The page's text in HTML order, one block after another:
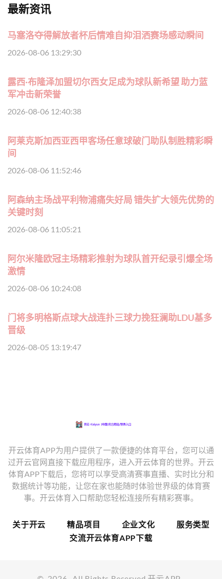
最新资讯
马塞洛夺得解放者杯后情难自抑泪洒赛场感动瞬间
2026-08-06 13:29:30
露西·布隆泽加盟切尔西女足成为球队新希望 助力蓝
军冲击新荣誉
2026-08-06 12:40:38
阿莱克斯加西亚西甲客场任意球破门助队制胜精彩瞬
间
2026-08-06 11:52:46
阿森纳主场战平利物浦痛失好局 错失扩大领先优势的
关键时刻
2026-08-06 11:05:21
阿尔米隆欧冠主场精彩推射为球队首开纪录引爆全场
激情
2026-08-06 10:24:08
门将多明格斯点球大战连扑三球力挽狂澜助LDU基多
晋级
2026-08-05 13:19:47
开云体育APP为用户提供了一款便捷的体育平台，您可以通
过开云官网直接下载应用程序，进入开云体育的世界。开云
体育APP下载后，您将可以享受高清赛事直播、实时比分和
数据统计等功能，让您在家也能随时体验世界级的体育赛
事。开云体育入口帮助您轻松连接所有精彩赛事。
关于开云 精品项目 企业文化
服务类型
交流开云体育APP下载